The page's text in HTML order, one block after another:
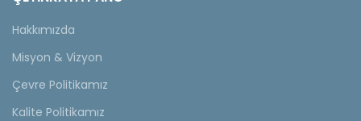
Hakkımızda
Misyon & Vizyon
Çevre Politikamız
Kalite Politikamız